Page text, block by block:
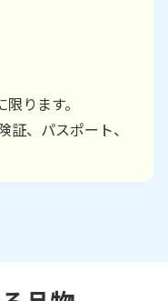
ります。
証、パスポート、